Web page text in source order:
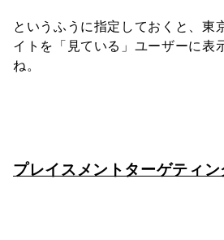
というふうに指定しておくと、東
イトを「見ている」ユーザーに表
ね。
プレイスメントターゲティン